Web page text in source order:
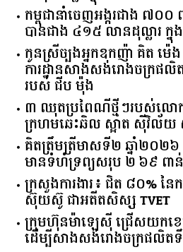
កម្ពុជានាំចេញអង្ករជាង ៧
បានជាង ៤១៥ លានដុល្លារ ក្
កូនស្រីច្បងអ្នកឧកញ៉ា គិត ម៉េង
ការដ្ឋានសាងសង់រោងចក្រផលិ
របស់ ជីប ម៉ុង
៣ ឈុតប្រពៃណីថ្មីៗរបស់លោ
ក្រហមឆេះឆិល ស្អាត ​ស៊ីវិល័យ
គិត​ត្រឹមត្រីមាស​ទី​២​ ​ឆ្នាំ​២០២៦​
មាន​ទំហំ​ទ្រព្យ​សរុប​ ​២.៦៩​ ​ពាន់
ក្រសួង​ការងារ​៖ ​ជិត​ ​៨០​% ​នៃ​
ស៊ុយ​ស៊ូ ​ជា​អតីត​សិស្ស​ ​TVET​
ក្រុមហ៊ុន​ម៉ាឡេស៊ី ជ្រើសយកខេ
ដើម្បីសាងសង់រោងចក្រផលិត